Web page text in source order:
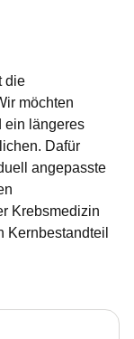
die
möchten
ein längeres
Dafür
angepasste
Krebsmedizin
Kernbestandteil